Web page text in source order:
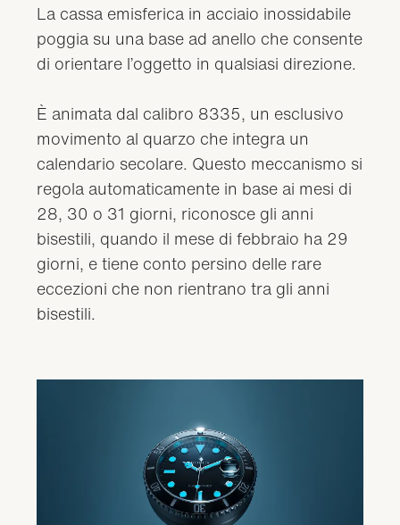
La cassa emisferica in acciaio inossidabile
poggia su una base ad anello che consente
di orientare l’oggetto in qualsiasi direzione.
È animata dal calibro 8335, un esclusivo
movimento al quarzo che integra un
calendario secolare. Questo meccanismo si
regola automaticamente in base ai mesi di
28, 30 o 31 giorni, riconosce gli anni
bisestili, quando il mese di febbraio ha 29
giorni, e tiene conto persino delle rare
eccezioni che non rientrano tra gli anni
bisestili.